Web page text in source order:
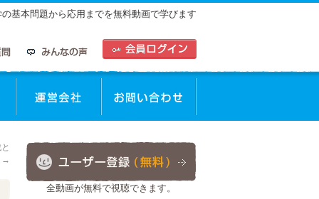
基本問題から応用までを無料動画で学びます
動画を使った学習方法運営会社 お問合せ
→
全動画が無料で視聴できます。